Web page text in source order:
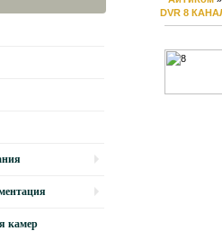
камер
DVR 8